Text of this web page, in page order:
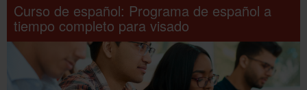
No
seleccionado
ningún
grupo.
Conócenos
Más información
Curso de español: Programa de español a
tiempo completo para visado